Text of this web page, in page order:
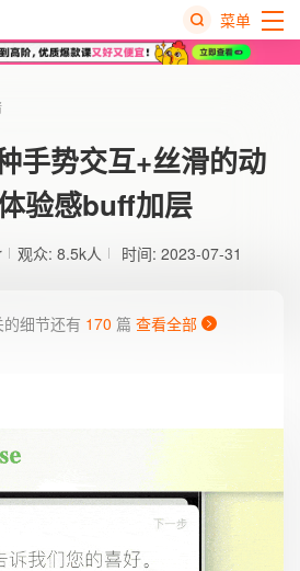
菜单
手势交互+丝滑的动
验感buff加层
观众: 8.5k人 时间: 2023-07-31
细节还有 170 篇 查看全部